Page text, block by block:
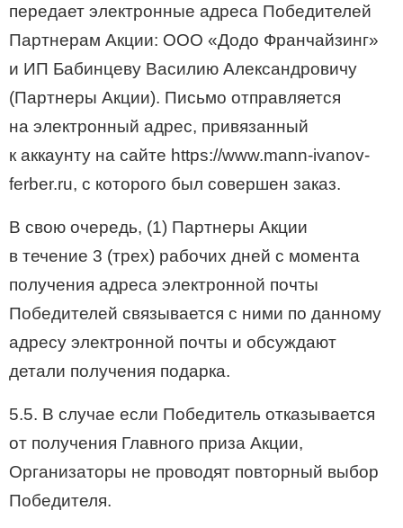
передает электронные адреса Победителей
Партнерам Акции: ООО «Додо Франчайзинг»
и ИП Бабинцеву Василию Александровичу
(Партнеры Акции). Письмо отправляется
на электронный адрес, привязанный
к аккаунту на сайте https://www.mann-ivanov-
ferber.ru, с которого был совершен заказ.
В свою очередь, (1) Партнеры Акции
в течение 3 (трех) рабочих дней с момента
получения адреса электронной почты
Победителей связывается с ними по данному
адресу электронной почты и обсуждают
детали получения подарка.
5.5. В случае если Победитель отказывается
от получения Главного приза Акции,
Организаторы не проводят повторный выбор
Победителя.